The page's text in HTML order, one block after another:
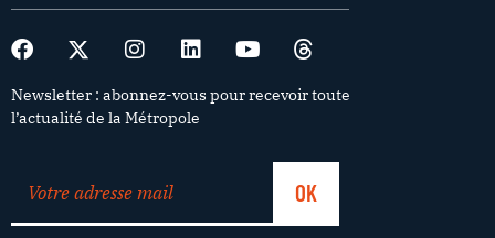
Newsletter : abonnez-vous pour recevoir toute
l’actualité de la Métropole